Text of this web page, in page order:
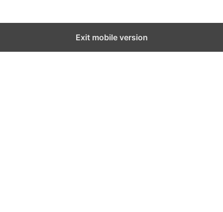
Exit mobile version